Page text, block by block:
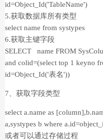
id=Object_Id('TableName')
5.获取数据库所有类型
select name from systypes
6.获取主键字段
SELECT name FROM
and colid=(select top 1 keyno
id=Object_Id('表名'))
7、获取字段类型
select a.name as
a,systypes b where
或者可以通过存储过程